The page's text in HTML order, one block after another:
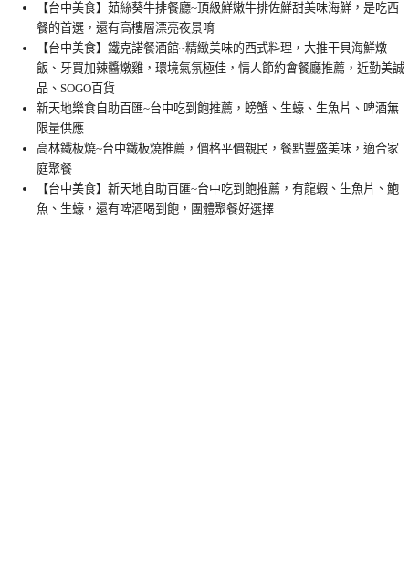
【台中美食】茹絲葵牛排餐廳~頂級鮮嫩牛排佐鮮甜美味海鮮，是吃西
餐的首選，還有高樓層漂亮夜景唷
【台中美食】鐵克諾餐酒館~精緻美味的西式料理，大推干貝海鮮燉
飯、牙買加辣醬燉雞，環境氣氛極佳，情人節約會餐廳推薦，近勤美誠
品、SOGO百貨
新天地樂食自助百匯~台中吃到飽推薦，螃蟹、生蠔、生魚片、啤酒無
限量供應
高林鐵板燒~台中鐵板燒推薦，價格平價親民，餐點豐盛美味，適合家
庭聚餐
【台中美食】新天地自助百匯~台中吃到飽推薦，有龍蝦、生魚片、鮑
魚、生蠔，還有啤酒喝到飽，團體聚餐好選擇